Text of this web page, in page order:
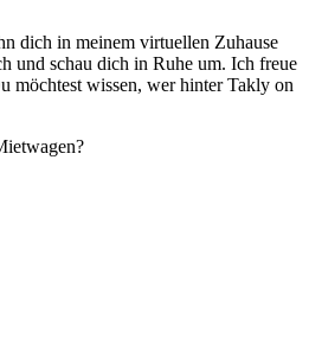
dich in meinem virtuellen Zuhause
und schau dich in Ruhe um. Ich freue
möchtest wissen, wer hinter Takly on